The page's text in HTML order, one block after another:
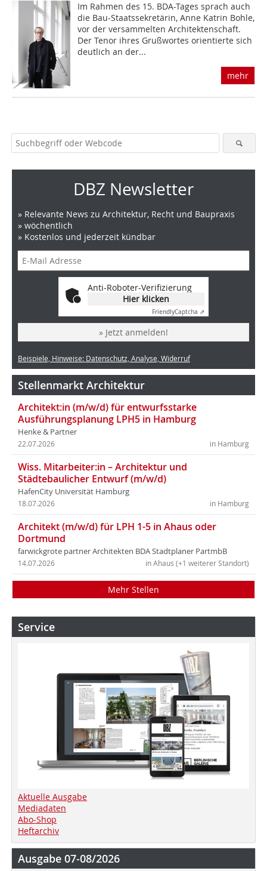
Im Rahmen des 15. BDA-Tages sprach auch
die Bau-Staatssekretärin, Anne Katrin Bohle,
vor der versammelten Architektenschaft.
Der Tenor ihres Grußwortes orientierte sich
deutlich an der...
mehr
DBZ Newsletter
» Relevante News zu Architektur, Recht und Baupraxis
» wöchentlich
» Kostenlos und jederzeit kündbar
Anti-Roboter-Verifizierung
Hier klicken
FriendlyCaptcha ⇗
» Jetzt anmelden!
Beispiele, Hinweise: Datenschutz, Analyse, Widerruf
Stellenmarkt Architektur
Architekt:in (m/w/d) für entwurfsstarke
Ausführungsplanung LPH5 in Hamburg
Henke & Partner
in Hamburg
22.07.2026
Wiss. Mitarbeiter:in – Architektur und
Städtebaulicher Entwurf (m/w/d)
HafenCity Universität Hamburg
in Hamburg
18.07.2026
Architekt (m/w/d) für LPH 1-5 in Ahaus oder
Dortmund
farwickgrote partner Architekten BDA Stadtplaner PartmbB
in Ahaus (+1 weiterer Standort)
14.07.2026
Mehr Stellen
Service
Aktuelle Ausgabe
Mediadaten
Abo-Shop
Heftarchiv
Ausgabe 07-08/2026